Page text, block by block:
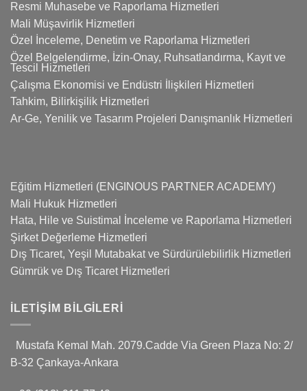
Resmi Muhasebe ve Raporlama Hizmetleri
Mali Müşavirlik Hizmetleri
Özel İnceleme, Denetim ve Raporlama Hizmetleri
Özel Belgelendirme, İzin-Onay, Ruhsatlandırma, Kayıt ve
Tescil Hizmetleri
Çalışma Ekonomisi ve Endüstri İlişkileri Hizmetleri
Tahkim, Bilirkişilik Hizmetleri
Ar-Ge, Yenilik ve Tasarım Projeleri Danışmanlık Hizmetleri
Eğitim Hizmetleri (ENGINOUS PARTNER ACADEMY)
Mali Hukuk Hizmetleri
Hata, Hile ve Suistimal İnceleme ve Raporlama Hizmetleri
Şirket Değerleme Hizmetleri
Dış Ticaret, Yeşil Mutabakat ve Sürdürülebilirlik Hizmetleri
Gümrük ve Dış Ticaret Hizmetleri
İLETIŞIM BILGILERI
Mustafa Kemal Mah. 2079.Cadde Via Green Plaza No: 2/
B-32 Çankaya-Ankara